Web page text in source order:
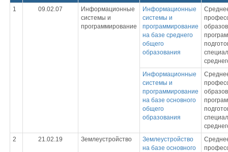
1 09.02.07
Информационные
системы и
программирование
Информационные
системы и
программирование
на базе среднего
общего
образования
Информационные
системы и
программирование
на базе основного
общего
образования
2
21.02.19 Землеустройство
Землеустройство
на базе основного